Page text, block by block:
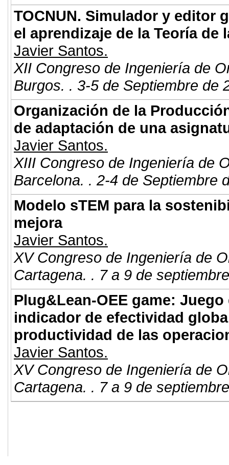
TOCNUN. Simulador y editor
el aprendizaje de la Teoría de
Javier Santos.
XII Congreso de Ingeniería de
Burgos. . 3-5 de Septiembre de
Organización de la
de adaptación de una
Javier Santos.
XIII Congreso de Ingeniería de
Barcelona. . 2-4 de Septiembre
Modelo sTEM para la
mejora
Javier Santos.
XV Congreso de Ingeniería de
Cartagena. . 7 a 9 de
Plug&Lean-OEE game:
indicador de efectividad
productividad de las
Javier Santos.
XV Congreso de Ingeniería de
Cartagena. . 7 a 9 de